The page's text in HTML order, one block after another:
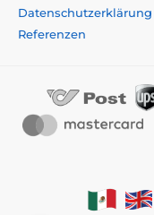
Datenschutzerklärung
Referenzen